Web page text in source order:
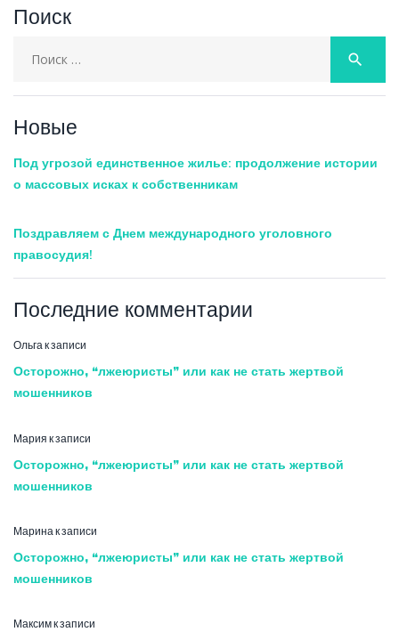
Поиск
search
Новые
Под угрозой единственное жилье: продолжение истории
о массовых исках к собственникам
Поздравляем с Днем международного уголовного
правосудия!
Последние комментарии
Ольгак записи
Осторожно, “лжеюристы” или как не стать жертвой
мошенников
Мария к записи
Осторожно, “лжеюристы” или как не стать жертвой
мошенников
Маринак записи
Осторожно, “лжеюристы” или как не стать жертвой
мошенников
Максимк записи